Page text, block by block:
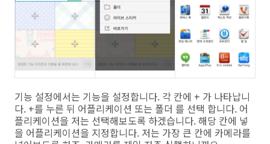
기능 설정에서는 기능을 설정합니다. 각 칸에 + 가 나타납니
다. +를 누른 뒤 어플리케이션 또는 폴더 를 선택 합니다. 어
플리케이션을 저는 선택해보도록 하겠습니다. 해당 칸에 넣
을 어플리케이션을 지정합니다. 저는 가장 큰 칸에 카메라를